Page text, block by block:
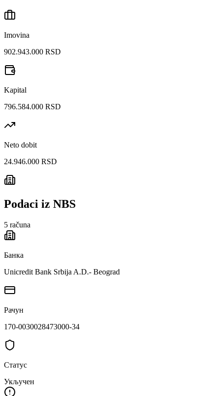
Imovina
902.943.000 RSD
Kapital
796.584.000 RSD
Neto dobit
24.946.000 RSD
Podaci iz NBS
5 računa
Банка
Unicredit Bank Srbija A.D.- Beograd
Рачун
170-0030028473000-34
Статус
Укључен